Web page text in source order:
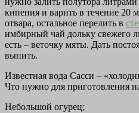
кипения и варить в течение 20
отвара, остальное перелить в
имбирный чай дольку свежего
есть – веточку мяты. Дать
выпить.
Известная вода Сасси –
Что нужно для приготовления
Небольшой огурец;